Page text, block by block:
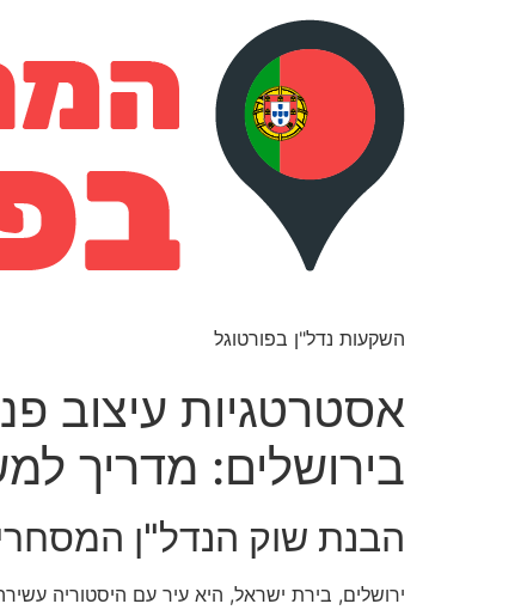
השקעות נדל"ן בפורטוגל
אסטרטגיות עיצוב
בירושלים: מדריך
הבנת שוק הנדל"ן
ירושלים, בירת ישראל, היא עיר עם היסטוריה